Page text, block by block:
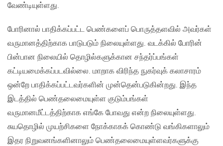
வேண்டியுள்ளது.
போரினால் பாதிக்கப்பட்ட பெண்களைப் பொருத்தளவில் அவர்கள்
வருமானத்திற்காக பாடுபடும் நிலையுள்ளது. வடக்கில் போரின்
பின்பான நிலையில் தொழில்களுக்கான சந்தர்ப்பங்கள்
கட்டியமைக்கப்படவில்லை. மாறாக விரிந்த நுகர்வுக் கலாசாரம்
ஒன்றே பாதிக்கப்பட்டவர்களின் முன்தென்படுகின்றது. இந்த
இடத்தில் பெண்தலைமையுள்ள குடும்பங்கள்
வருமானமீட்டத்திற்காக எங்கே போவது என்ற நிலையுள்ளது.
சுயதொழில் முயற்சிகளை நோக்காகக் கொண்டு வங்கிகளாலும்
இதர நிறுவனங்களினாலும் பெண்தலைமையுள்ளவர்களுக்கு